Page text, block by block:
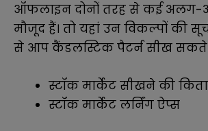
ऑफलाइन दोनों तरह से कई
मौजूद हैं। तो यहां उन विकल्पों की
से आप कैंडलस्टिक पैटर्न सीख सकते
स्टॉक मार्केट सीखने की
स्टॉक मार्केट लर्निंग ऐप्स